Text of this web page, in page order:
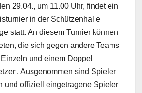
29.04., um 11.00 Uhr, findet ein
in der Schützenhalle
statt. An diesem Turnier können
die sich gegen andere Teams
und einem Doppel
Ausgenommen sind Spieler
und offiziell eingetragene Spieler